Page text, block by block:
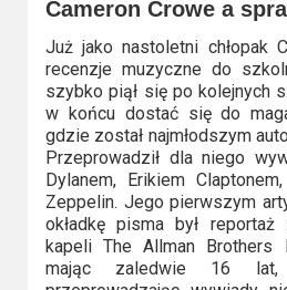
Cameron Crowe a
Już jako nastoletni chłopak
recenzje muzyczne do
szybko piął się po kolejnych
w końcu dostać się do
gdzie został najmłodszym
Przeprowadził dla niego
Dylanem, Erikiem
Zeppelin. Jego pierwszym
okładkę pisma był
kapeli The Allman Brothers
mając zaledwie 16